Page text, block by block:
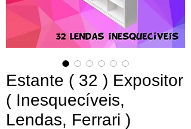
Estante ( 32 ) Expositor
( Inesquecíveis,
Lendas, Ferrari )